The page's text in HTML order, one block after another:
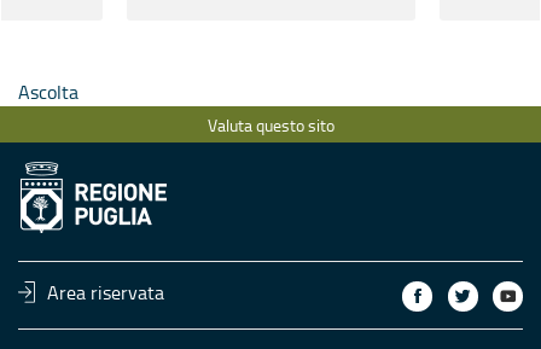
Ascolta
Valuta questo sito
Area riservata